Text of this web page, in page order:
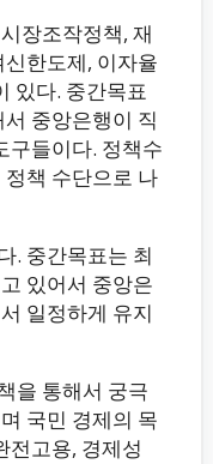
장조작정책, 재
한도제, 이자율
있다. 중간목표
중앙은행이 직
구들이다. 정책수
책 수단으로 나
. 중간목표는 최
있어서 중앙은
일정하게 유지
을 통해서 궁극
국민 경제의 목
전고용, 경제성